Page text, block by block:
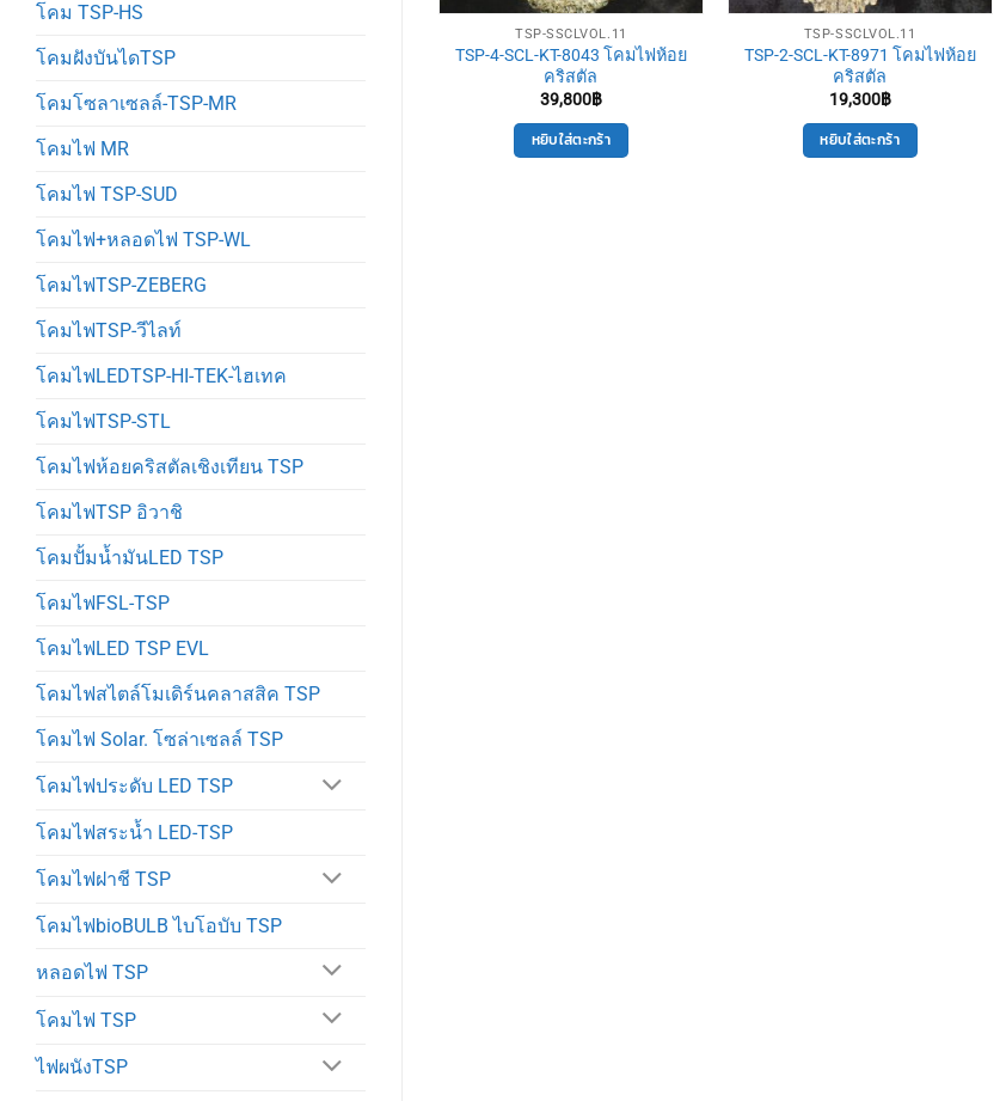
โคม TSP-HS
โคมฝังบันไดTSP
โคมโซลาเซลล์-TSP-MR
โคมไฟ MR
โคมไฟ TSP-SUD
โคมไฟ+หลอดไฟ TSP-WL
โคมไฟTSP-ZEBERG
โคมไฟTSP-วีไลท์
โคมไฟLEDTSP-HI-TEK-ไฮเทค
โคมไฟTSP-STL
โคมไฟห้อยคริสตัลเชิงเทียน TSP
โคมไฟTSP อิวาชิ
โคมปั้มน้ำมันLED TSP
โคมไฟFSL-TSP
โคมไฟLED TSP EVL
โคมไฟสไตล์โมเดิร์นคลาสสิค TSP
โคมไฟ Solar. โซล่าเซลล์ TSP
โคมไฟประดับ LED TSP
โคมไฟสระน้ำ LED-TSP
โคมไฟฝาชี TSP
โคมไฟbioBULB ไบโอบับ TSP
หลอดไฟ TSP
โคมไฟ TSP
ไฟผนังTSP
TSP-SSCLVOL.11
TSP-4-SCL-KT-8043 โคมไฟห้อย
คริสตัล
39,800฿
หยิบใส่ตะกร้า
TSP-SSCLVOL.11
TSP-2-SCL-KT-8971 โคมไฟห้อย
คริสตัล
19,300฿
หยิบใส่ตะกร้า
5 โคมไฟช่อ
TSP-2-SCL-66116 โคมไฟห้อย